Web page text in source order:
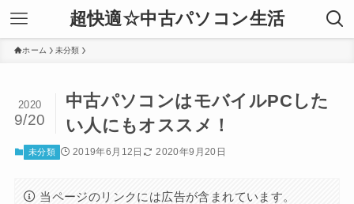
超快適☆中古パソコン生活
ホーム 未分類
中古パソコンはモバイルPCした
い人にもオススメ！
2020
9/20
未分類 2019年6月12日 2020年9月20日
当ページのリンクには広告が含まれています。